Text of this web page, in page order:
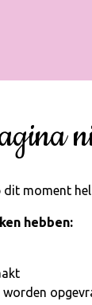
moment
hebben: